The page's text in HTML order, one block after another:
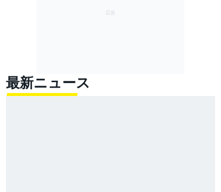
最新ニュース